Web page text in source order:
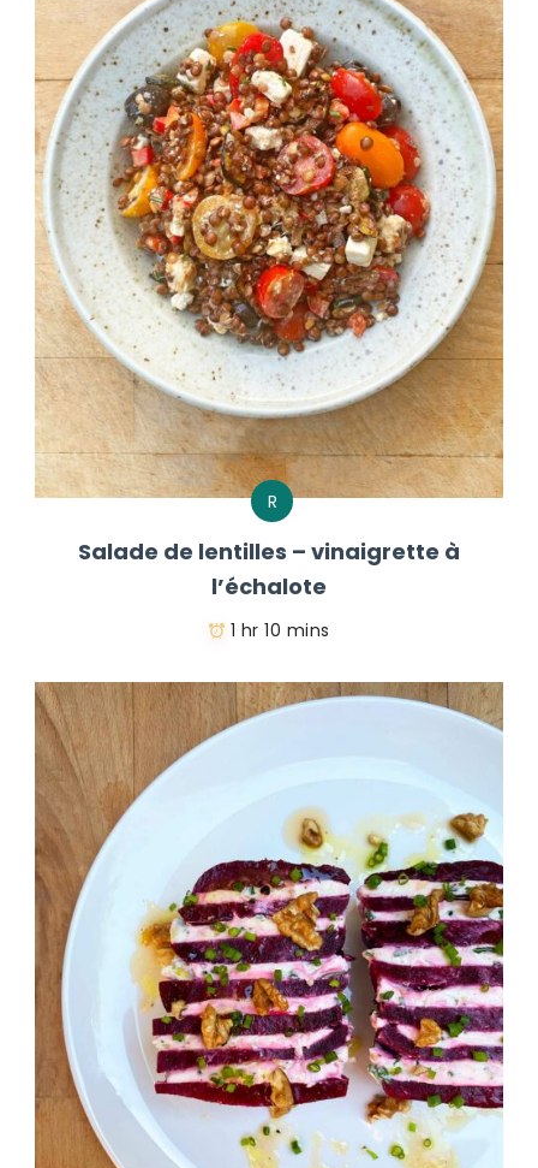
R
Salade de lentilles – vinaigrette à
l’échalote
1 hr 10 mins